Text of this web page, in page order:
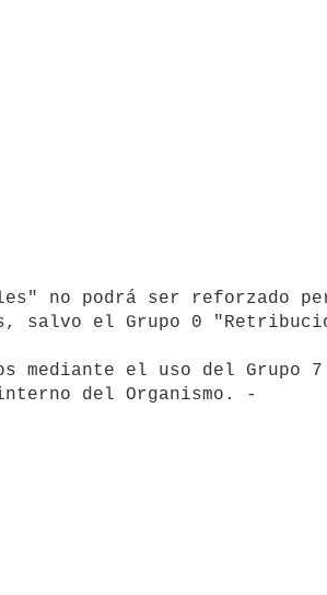
salvo el Grupo 0